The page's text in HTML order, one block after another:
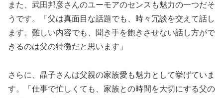
また、武田邦彦さんのユーモアのセンスも魅力の一つだそ
うです。「父は真面目な話題でも、時々冗談を交えて話し
ます。難しい内容でも、聞き手を飽きさせない話し方がで
きるのは父の特徴だと思います」
さらに、晶子さんは父親の家族愛も魅力として挙げていま
す。「仕事で忙しくても、家族との時間を大切にする父の